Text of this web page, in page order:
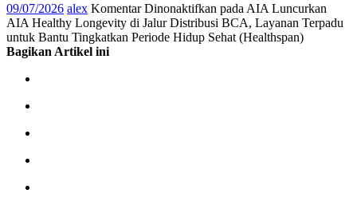
09/07/2026 alex Komentar Dinonaktifkan pada AIA Luncurkan
AIA Healthy Longevity di Jalur Distribusi BCA, Layanan Terpadu
untuk Bantu Tingkatkan Periode Hidup Sehat (Healthspan)
Bagikan Artikel ini